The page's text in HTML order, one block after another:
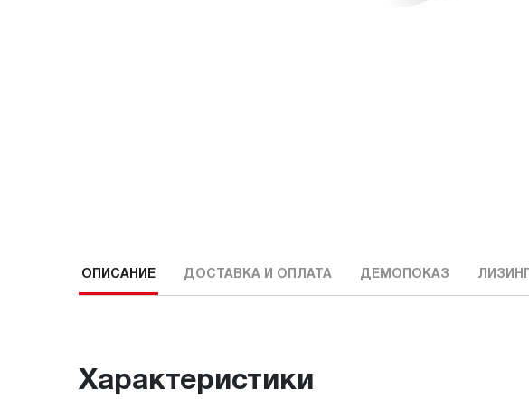
ОПИСАНИЕ ДОСТАВКА И ОПЛАТА ДЕМОПОКАЗ ЛИЗИНГ
Характеристики